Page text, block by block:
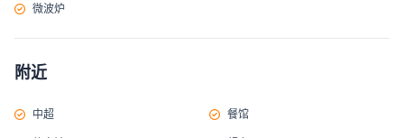
微波炉
附近
中超 餐馆